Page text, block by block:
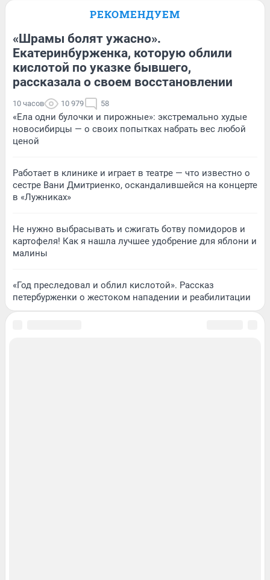
РЕКОМЕНДУЕМ
«Шрамы болят ужасно».
Екатеринбурженка, которую облили
кислотой по указке бывшего,
рассказала о своем восстановлении
10 часов 10 979 58
«Ела одни булочки и пирожные»: экстремально худые
новосибирцы — о своих попытках набрать вес любой
ценой
Работает в клинике и играет в театре — что известно о
сестре Вани Дмитриенко, оскандалившейся на концерте
в «Лужниках»
Не нужно выбрасывать и сжигать ботву помидоров и
картофеля! Как я нашла лучшее удобрение для яблони и
малины
«Год преследовал и облил кислотой». Рассказ
петербурженки о жестоком нападении и реабилитации